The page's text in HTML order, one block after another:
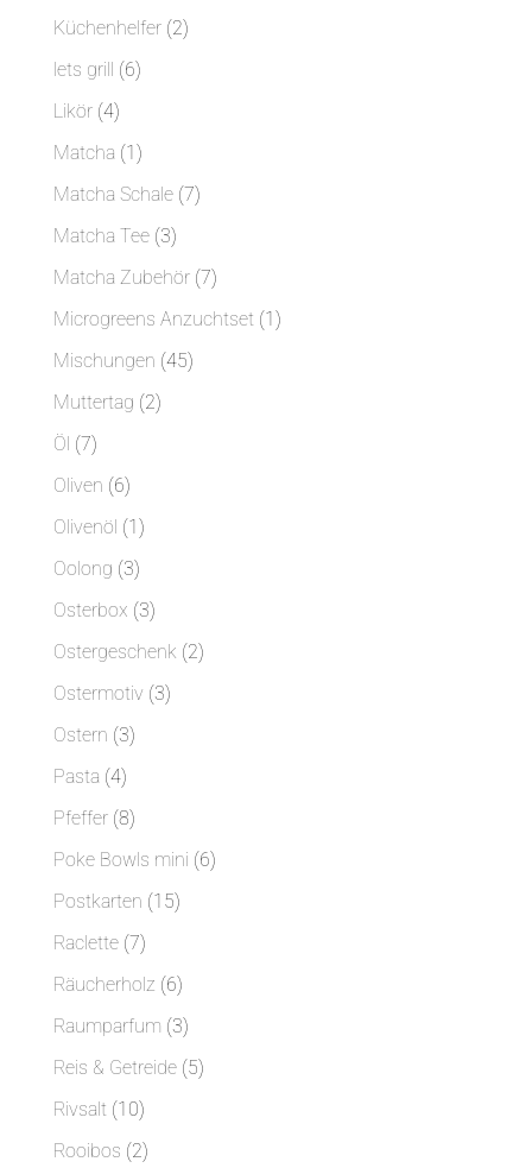
Produkte
Küchenhelfer 22
lets grill 66
Likör 44
Produkte
Matcha 11
Produkt
Matcha Schale 77
Matcha Tee 33
Produkte
Matcha Zubehör 77
Produkte
Microgreens Anzuchtset 11
Mischungen 4545
Muttertag 22
Öl 77
Produkte
Oliven 66
Produkte
Olivenöl 11
Produkt
Oolong 33
Produkte
Osterbox 33
Produkte
Ostergeschenk 22
Ostermotiv 33
Ostern 33
Pasta 44
Produkte
Pfeffer 88
Produkte
Poke Bowls mini 66
Postkarten 1515
Raclette 77
Produkte
Räucherholz 66
Produkte
Raumparfum 33
Produkte
Reis & Getreide 55
Rivsalt 1010
Produkte
Rooibos 22